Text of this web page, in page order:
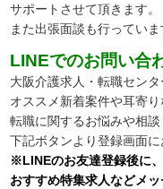
サポートさせて頂きます。
また出張面談も行っていま
LINEでのお問い合
大阪介護求人・転職セン
オススメ新着案件や耳寄
転職に関するお悩みや相
下記ボタンより登録画面に
※LINEのお友達登録後に
おすすめ特集求人などメ